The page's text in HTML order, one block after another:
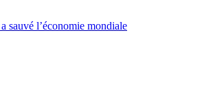
sauvé l’économie mondiale